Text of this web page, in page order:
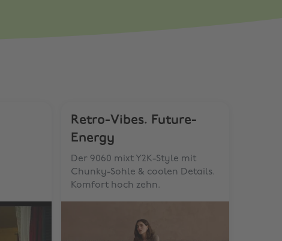
Retro-Vibes. Future-
Energy
Der 9060 mixt Y2K-Style mit
Chunky-Sohle & coolen Details.
Komfort hoch zehn.